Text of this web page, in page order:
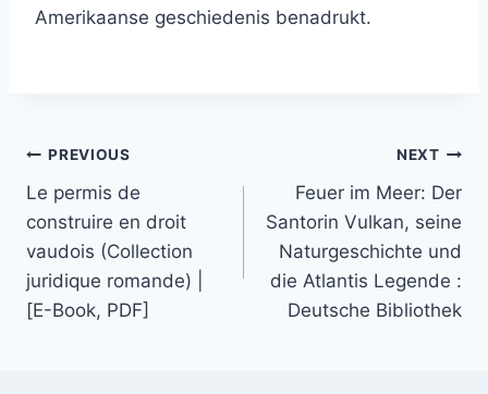
Amerikaanse geschiedenis benadrukt.
PREVIOUS
Le permis de
construire en droit
vaudois (Collection
juridique romande) |
[E-Book, PDF]
NEXT
Feuer im Meer: Der
Santorin Vulkan, seine
Naturgeschichte und
die Atlantis Legende :
Deutsche Bibliothek